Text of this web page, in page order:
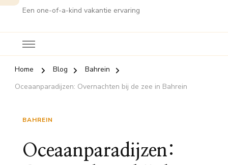
Een one-of-a-kind vakantie ervaring
Home Blog
Bahrein
Oceaanparadijzen: Overnachten bij de zee in Bahrein
BAHREIN
Oceaanparadijzen: